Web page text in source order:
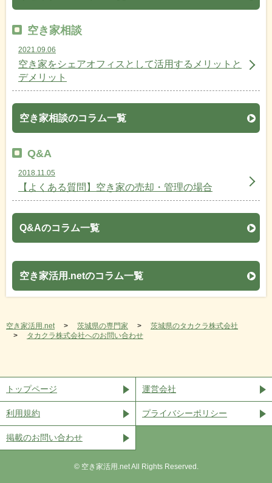
空き家相談
2021.09.06
空き家をシェアオフィスとして活用するメリットと
デメリット
空き家相談のコラム一覧
Q&A
2018.11.05
【よくある質問】空き家の売却・管理の場合
Q&Aのコラム一覧
空き家活用.netのコラム一覧
空き家活用.net 茨城県の専門家
茨城県のタカクラ株式会社
タカクラ株式会社へのお問い合わせ
トップページ 運営会社
利用規約 プライバシーポリシー
掲載のお問い合わせ
©︎ 空き家活用.net All Rights Reserved.